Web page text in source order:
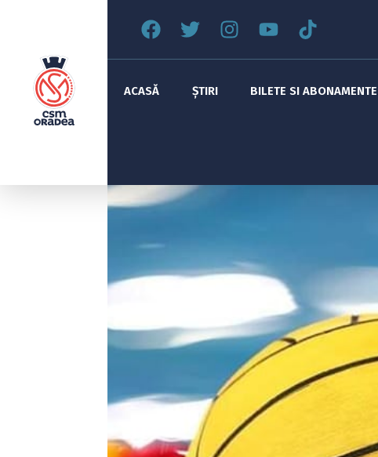
ACASĂ ȘTIRI BILETE SI ABONAMENTE